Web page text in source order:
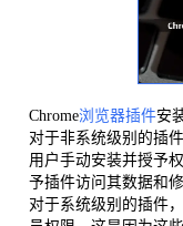
Chrome浏览器插件安
对于非系统级别的插
用户手动安装并授予
予插件访问其数据和
对于系统级别的插件